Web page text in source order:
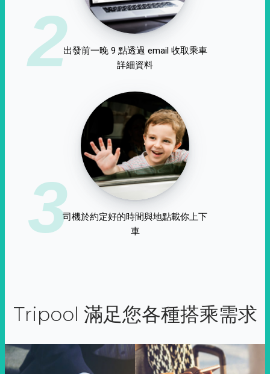
2出發前一晚 9 點透過 email 收取乘車
詳細資料
3司機於約定好的時間與地點載你上下
車
Tripool 滿足您各種搭乘需求